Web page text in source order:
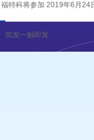
福特科将参加 2019年6月24
凯发一触即发